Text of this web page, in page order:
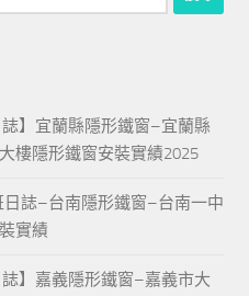
誌】宜蘭縣隱形鐵窗–宜蘭縣
樓隱形鐵窗安裝實績2025
日誌–台南隱形鐵窗–台南一中
實績
誌】嘉義隱形鐵窗–嘉義市大